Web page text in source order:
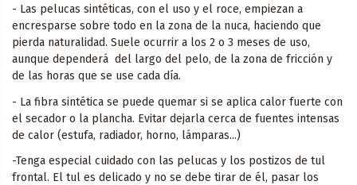
- Las pelucas sintéticas, con el uso y el roce, empiezan a
encresparse sobre todo en la zona de la nuca, haciendo que
pierda naturalidad. Suele ocurrir a los 2 o 3 meses de uso,
aunque dependerá del largo del pelo, de la zona de fricción y
de las horas que se use cada día.
- La fibra sintética se puede quemar si se aplica calor fuerte con
el secador o la plancha. Evitar dejarla cerca de fuentes intensas
de calor (estufa, radiador, horno, lámparas...)
-Tenga especial cuidado con las pelucas y los postizos de tul
frontal. El tul es delicado y no se debe tirar de él, pasar los